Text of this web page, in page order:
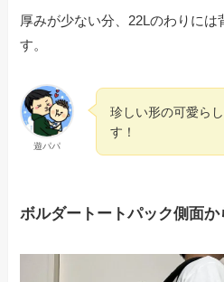
厚みが少ない分、22Lのわりには
す。
遊パパ
珍しい形の可愛ら
す！
ボルダートートパック側面か